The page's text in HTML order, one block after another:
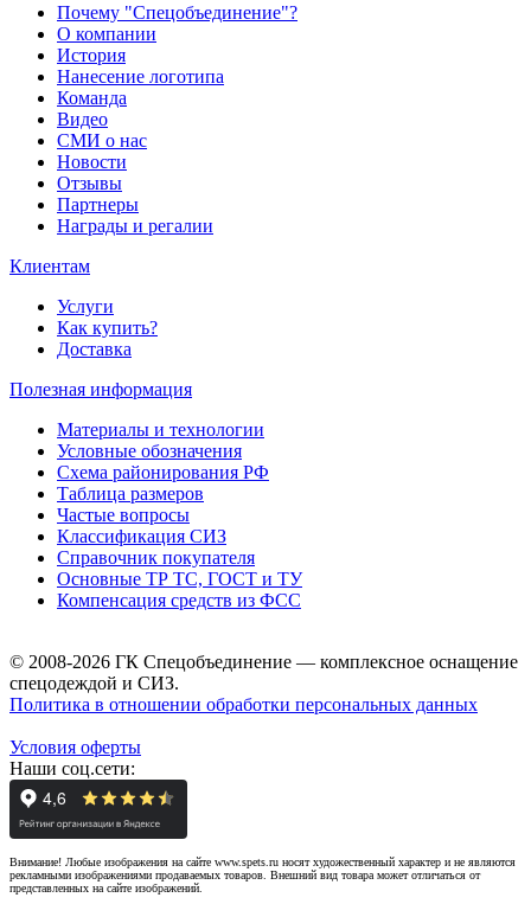
Почему "Спецобъединение"?
О компании
История
Нанесение логотипа
Команда
Видео
СМИ о нас
Новости
Отзывы
Партнеры
Награды и регалии
Клиентам
Услуги
Как купить?
Доставка
Полезная информация
Материалы и технологии
Условные обозначения
Схема районирования РФ
Таблица размеров
Частые вопросы
Классификация СИЗ
Справочник покупателя
Основные ТР ТС, ГОСТ и ТУ
Компенсация средств из ФСС
© 2008-2026 ГК Спецобъединение — комплексное оснащение
спецодеждой и СИЗ.
Политика в отношении обработки персональных данных
Условия оферты
Наши соц.сети:
Внимание! Любые изображения на сайте www.spets.ru носят художественный характер и не являются
рекламными изображениями продаваемых товаров. Внешний вид товара может отличаться от
представленных на сайте изображений.